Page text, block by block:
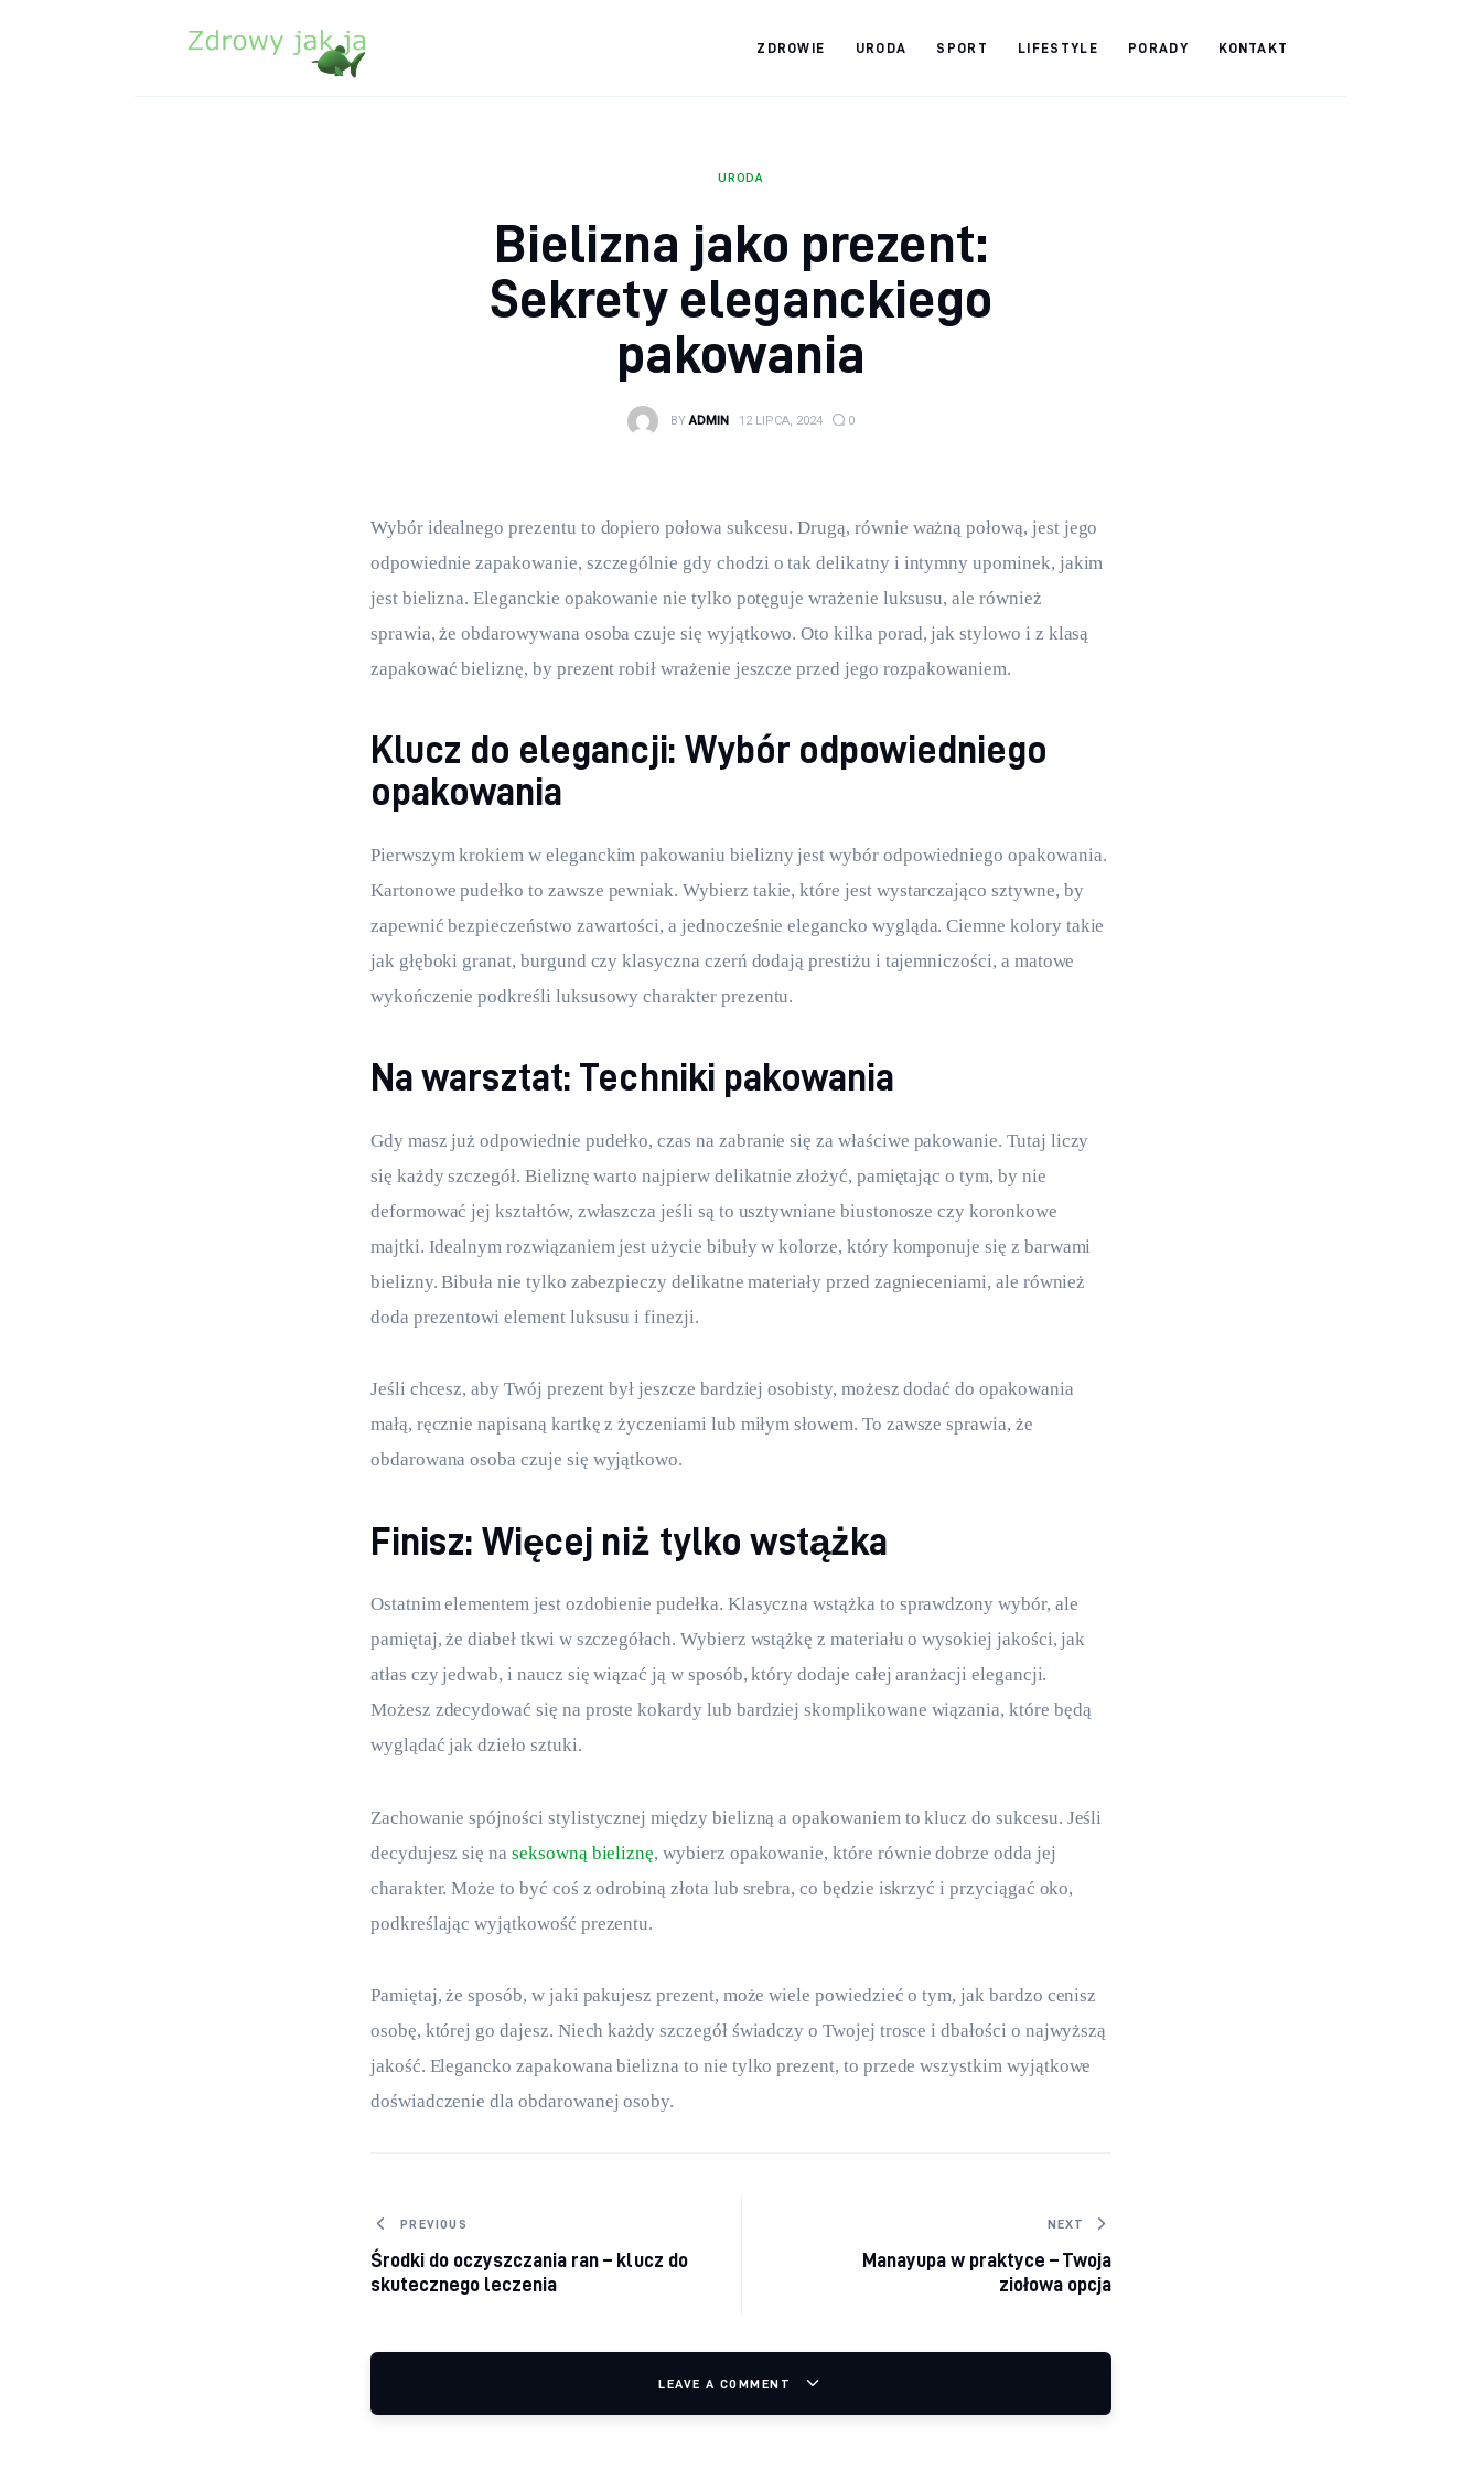
ZDROWIE URODA SPORT LIFESTYLE PORADY KONTAKT
URODA
Bielizna jako prezent:
Sekrety eleganckiego
pakowania
BY ADMIN 12 LIPCA, 2024 0
Wybór idealnego prezentu to dopiero połowa sukcesu. Drugą, równie ważną połową, jest jego
odpowiednie zapakowanie, szczególnie gdy chodzi o tak delikatny i intymny upominek, jakim
jest bielizna. Eleganckie opakowanie nie tylko potęguje wrażenie luksusu, ale również
sprawia, że obdarowywana osoba czuje się wyjątkowo. Oto kilka porad, jak stylowo i z klasą
zapakować bieliznę, by prezent robił wrażenie jeszcze przed jego rozpakowaniem.
Klucz do elegancji: Wybór odpowiedniego
opakowania
Pierwszym krokiem w eleganckim pakowaniu bielizny jest wybór odpowiedniego opakowania.
Kartonowe pudełko to zawsze pewniak. Wybierz takie, które jest wystarczająco sztywne, by
zapewnić bezpieczeństwo zawartości, a jednocześnie elegancko wygląda. Ciemne kolory takie
jak głęboki granat, burgund czy klasyczna czerń dodają prestiżu i tajemniczości, a matowe
wykończenie podkreśli luksusowy charakter prezentu.
Na warsztat: Techniki pakowania
Gdy masz już odpowiednie pudełko, czas na zabranie się za właściwe pakowanie. Tutaj liczy
się każdy szczegół. Bieliznę warto najpierw delikatnie złożyć, pamiętając o tym, by nie
deformować jej kształtów, zwłaszcza jeśli są to usztywniane biustonosze czy koronkowe
majtki. Idealnym rozwiązaniem jest użycie bibuły w kolorze, który komponuje się z barwami
bielizny. Bibuła nie tylko zabezpieczy delikatne materiały przed zagnieceniami, ale również
doda prezentowi element luksusu i finezji.
Jeśli chcesz, aby Twój prezent był jeszcze bardziej osobisty, możesz dodać do opakowania
małą, ręcznie napisaną kartkę z życzeniami lub miłym słowem. To zawsze sprawia, że
obdarowana osoba czuje się wyjątkowo.
Finisz: Więcej niż tylko wstążka
Ostatnim elementem jest ozdobienie pudełka. Klasyczna wstążka to sprawdzony wybór, ale
pamiętaj, że diabeł tkwi w szczegółach. Wybierz wstążkę z materiału o wysokiej jakości, jak
atłas czy jedwab, i naucz się wiązać ją w sposób, który dodaje całej aranżacji elegancji.
Możesz zdecydować się na proste kokardy lub bardziej skomplikowane wiązania, które będą
wyglądać jak dzieło sztuki.
Zachowanie spójności stylistycznej między bielizną a opakowaniem to klucz do sukcesu. Jeśli
decydujesz się na seksowną bieliznę, wybierz opakowanie, które równie dobrze odda jej
charakter. Może to być coś z odrobiną złota lub srebra, co będzie iskrzyć i przyciągać oko,
podkreślając wyjątkowość prezentu.
Pamiętaj, że sposób, w jaki pakujesz prezent, może wiele powiedzieć o tym, jak bardzo cenisz
osobę, której go dajesz. Niech każdy szczegół świadczy o Twojej trosce i dbałości o najwyższą
jakość. Elegancko zapakowana bielizna to nie tylko prezent, to przede wszystkim wyjątkowe
doświadczenie dla obdarowanej osoby.
Nawigacja wpisu
PREVIOUS
Środki do oczyszczania ran – klucz do
skutecznego leczenia
NEXT
Manayupa w praktyce – Twoja
ziołowa opcja
LEAVE A COMMENT